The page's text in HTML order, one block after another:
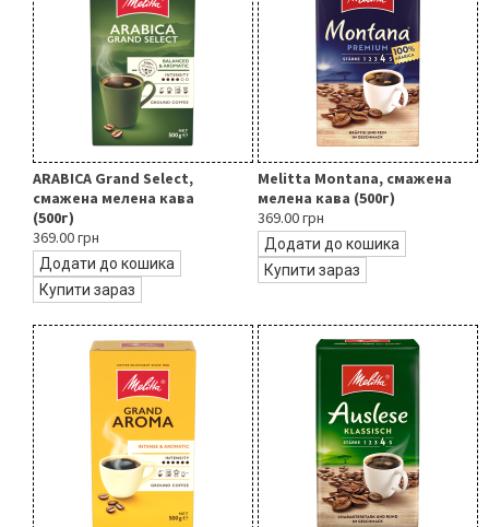
ARABICA Grand Select,
смажена мелена кава
(500г)
369.00 грн
Додати до кошика
Купити зараз
Melitta Montana, смажена
мелена кава (500г)
369.00 грн
Додати до кошика
Купити зараз